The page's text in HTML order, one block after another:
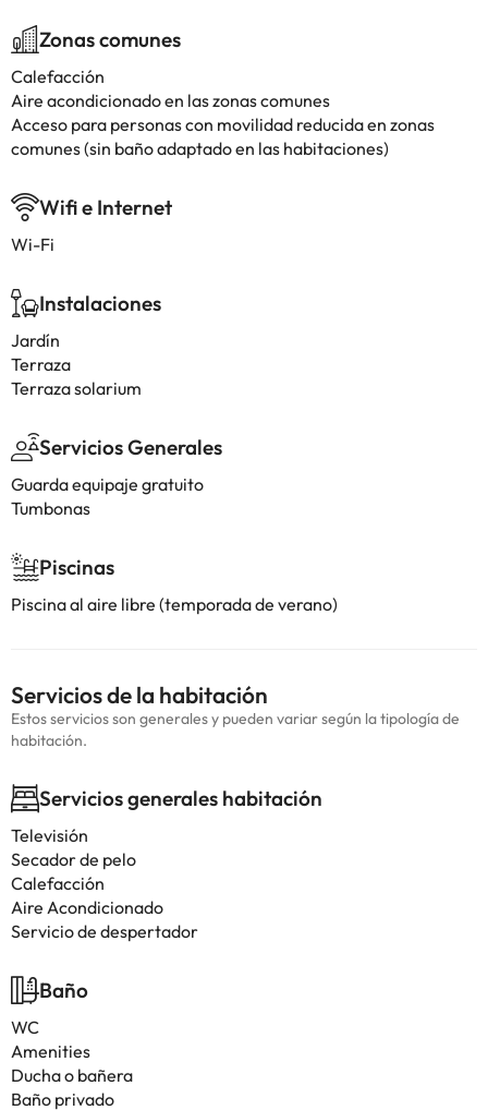
Zonas comunes
Calefacción
Aire acondicionado en las zonas comunes
Acceso para personas con movilidad reducida en zonas
comunes (sin baño adaptado en las habitaciones)
Wifi e Internet
Wi-Fi
Instalaciones
Jardín
Terraza
Terraza solarium
Servicios Generales
Guarda equipaje gratuito
Tumbonas
Piscinas
Piscina al aire libre (temporada de verano)
Servicios de la habitación
Estos servicios son generales y pueden variar según la tipología de
habitación.
Servicios generales habitación
Televisión
Secador de pelo
Calefacción
Aire Acondicionado
Servicio de despertador
Baño
WC
Amenities
Ducha o bañera
Baño privado